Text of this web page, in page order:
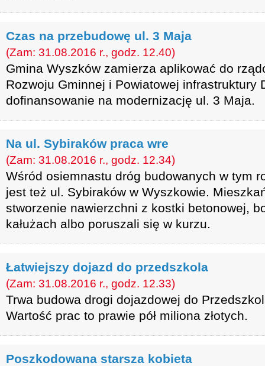
Czas na przebudowę ul. 3 Maja
(Zam: 31.08.2016 r., godz. 12.40)
Gmina Wyszków zamierza aplikować do
Rozwoju Gminnej i Powiatowej infrastruktury
dofinansowanie na modernizację ul. 3 Maja.
Na ul. Sybiraków praca wre
(Zam: 31.08.2016 r., godz. 12.34)
Wśród osiemnastu dróg budowanych w tym
jest też ul. Sybiraków w Wyszkowie.
stworzenie nawierzchni z kostki betonowej,
kałużach albo poruszali się w kurzu.
Łatwiejszy dojazd do przedszkola
(Zam: 31.08.2016 r., godz. 12.33)
Trwa budowa drogi dojazdowej do
Wartość prac to prawie pół miliona złotych.
Poszkodowana starsza kobieta